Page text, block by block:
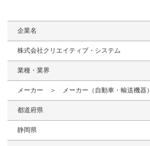
企業名
株式会社クリエイティブ・システム
業種・業界
メーカー ＞ メーカー（自動車・輸送機器）
都道府県
静岡県